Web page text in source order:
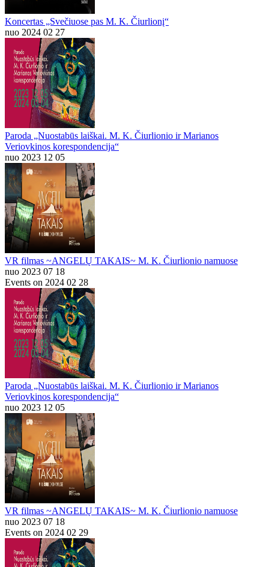
Koncertas „Svečiuose pas M. K. Čiurlionį“
nuo 2024 02 27
Paroda „Nuostabūs laiškai. M. K. Čiurlionio ir Marianos
Veriovkinos korespondencija“
nuo 2023 12 05
VR filmas ~ANGELŲ TAKAIS~ M. K. Čiurlionio namuose
nuo 2023 07 18
Events on 2024 02 28
Paroda „Nuostabūs laiškai. M. K. Čiurlionio ir Marianos
Veriovkinos korespondencija“
nuo 2023 12 05
VR filmas ~ANGELŲ TAKAIS~ M. K. Čiurlionio namuose
nuo 2023 07 18
Events on 2024 02 29